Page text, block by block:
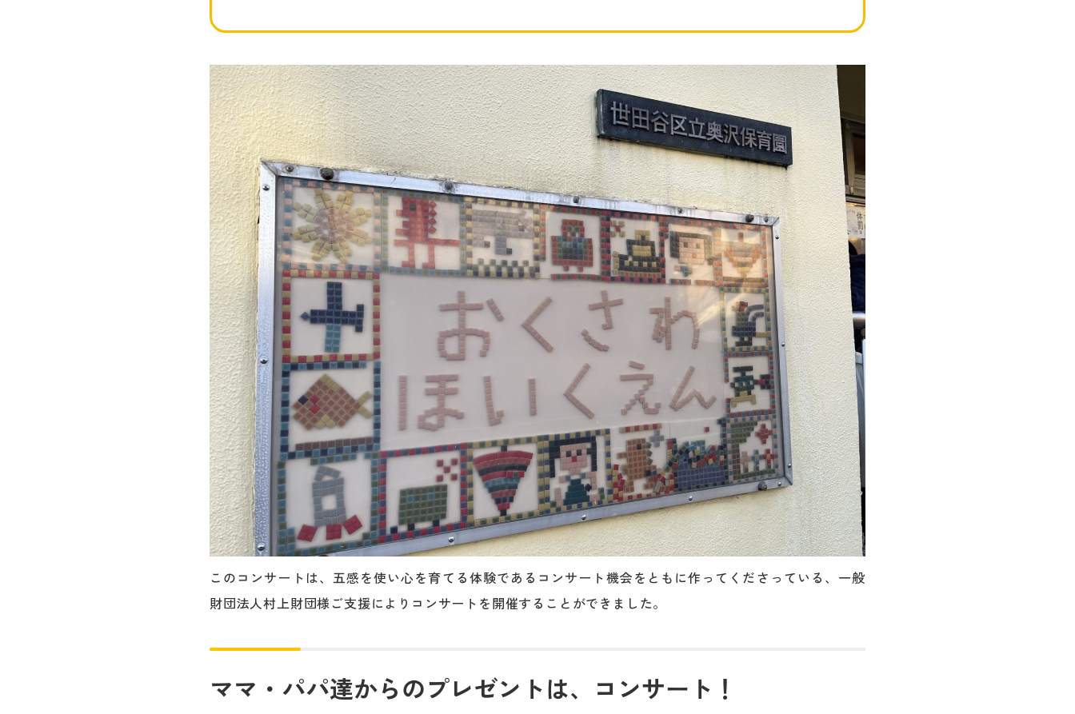
このコンサートは、五感を使い心を育てる体験であるコンサート機会をともに作ってくださっている、一般
財団法人村上財団様ご支援によりコンサートを開催することができました。
ママ・パパ達からのプレゼントは、コンサート！